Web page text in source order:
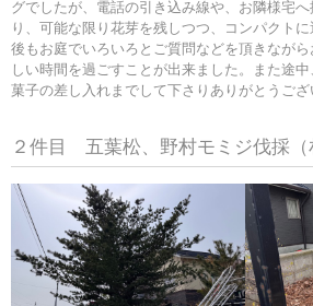
グでしたが、電話の引き込み線や、お隣様宅
り、可能な限り花芽を残しつつ、コンパクト
後もお庭でいろいろとご質問などを頂きなが
しい時間を過ごすことが出来ました。また途
菓子の差し入れまでして下さりありがとうござ
２件目 五葉松、野村モミジ伐採（